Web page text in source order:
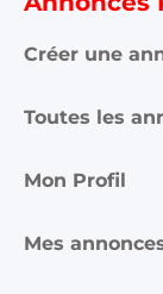
Créer une
Toutes les
Mon Profil
Mes